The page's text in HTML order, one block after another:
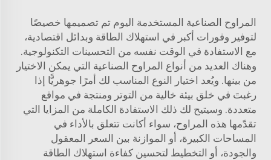
المراوح الصناعية المستخدمة اليوم تم تصميمها خصيصًا
لتوفير وفورات أكبر في استهلاك الطاقة وبدائل اقتصادية،
مع الاستفادة في الوقت نفسه من التحسينات التكنولوجية.
وهناك العديد من أنواع المراوح الصناعية التي يمكن الاختيار
من بينها. ويُعد اختيار النوع المناسب لك أمرًا جوهريًّا إذا
رغبتَ في خلق بيئة خالية من التوتر ومنتجة في مواقع
متعددة. وسيتيح لك ذلك الاستفادة الكاملة من المزايا التي
تقدّمها هذه المراوح، سواء أكانت تتعلق بالأداء في
المساحات الكبيرة، أو الموازنة بين السعر المعقول
والجودة، أو التخطيط لتحسين كفاءة استهلاك الطاقة